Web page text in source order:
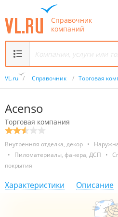
Справочник
компаний
VL.ru / Справочник / Торговая
Acenso
Торговая компания
Внутренняя отделка, декор •
•
Пиломатериалы, фанера, ДСП •
покрытия
Характеристики Описание